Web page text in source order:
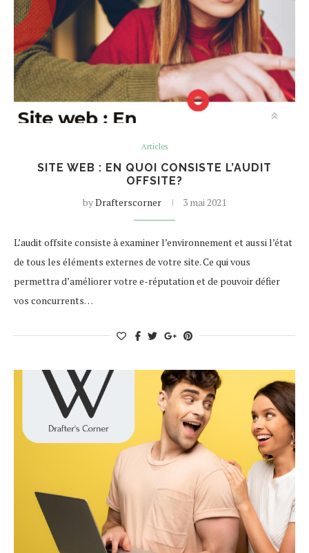
Articles
SITE WEB : EN QUOI CONSISTE L’AUDIT
OFFSITE?
byDrafterscorner 3 mai 2021
L’audit offsite consiste à examiner l’environnement et aussi l’état
de tous les éléments externes de votre site. Ce qui vous
permettra d’améliorer votre e-réputation et de pouvoir défier
vos concurrents…